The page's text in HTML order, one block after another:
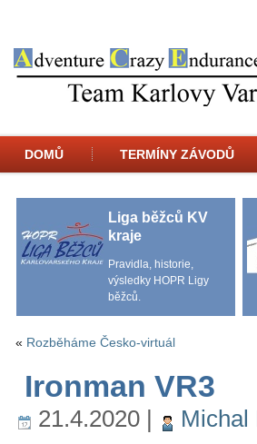
DOMŮ TERMÍNY ZÁVODŮ
Liga běžců KV
kraje
Pravidla, historie,
výsledky HOPR Ligy
běžců.
« Rozběháme Česko-virtuál
Ironman VR3
21.4.2020 |
Michal